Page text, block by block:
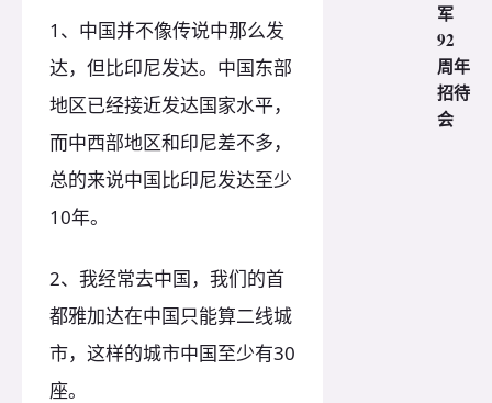
1、中国并不像传说中那么发
达，但比印尼发达。中国东部
地区已经接近发达国家水平，
而中西部地区和印尼差不多，
总的来说中国比印尼发达至少
10年。
2、我经常去中国，我们的首
都雅加达在中国只能算二线城
市，这样的城市中国至少有30
座。
军
92
周年
招待
会